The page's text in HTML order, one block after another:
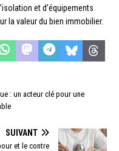
et d’équipements
la valeur du bien immobilier.
: un acteur clé pour une
SUIVANT
et le contre